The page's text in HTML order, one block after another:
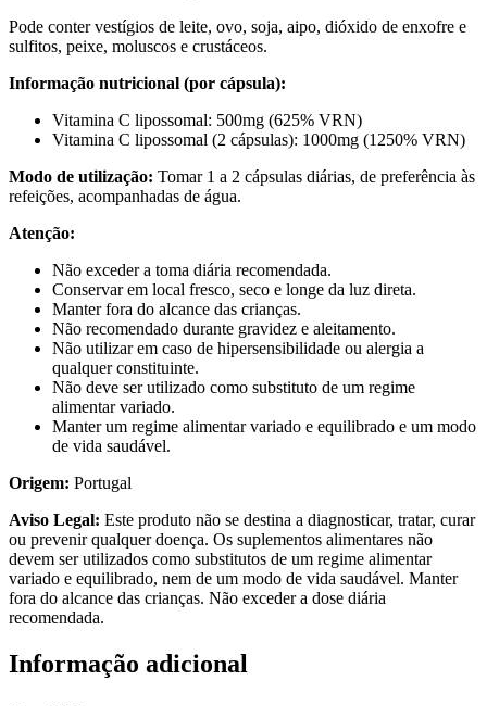
Pode conter vestígios de leite, ovo, soja, aipo, dióxido de enxofre e
sulfitos, peixe, moluscos e crustáceos.
Informação nutricional (por cápsula):
Vitamina C lipossomal: 500mg (625% VRN)
Vitamina C lipossomal (2 cápsulas): 1000mg (1250% VRN)
Modo de utilização: Tomar 1 a 2 cápsulas diárias, de preferência às
refeições, acompanhadas de água.
Atenção:
Não exceder a toma diária recomendada.
Conservar em local fresco, seco e longe da luz direta.
Manter fora do alcance das crianças.
Não recomendado durante gravidez e aleitamento.
Não utilizar em caso de hipersensibilidade ou alergia a
qualquer constituinte.
Não deve ser utilizado como substituto de um regime
alimentar variado.
Manter um regime alimentar variado e equilibrado e um modo
de vida saudável.
Origem: Portugal
Aviso Legal: Este produto não se destina a diagnosticar, tratar, curar
ou prevenir qualquer doença. Os suplementos alimentares não
devem ser utilizados como substitutos de um regime alimentar
variado e equilibrado, nem de um modo de vida saudável. Manter
fora do alcance das crianças. Não exceder a dose diária
recomendada.
Informação adicional